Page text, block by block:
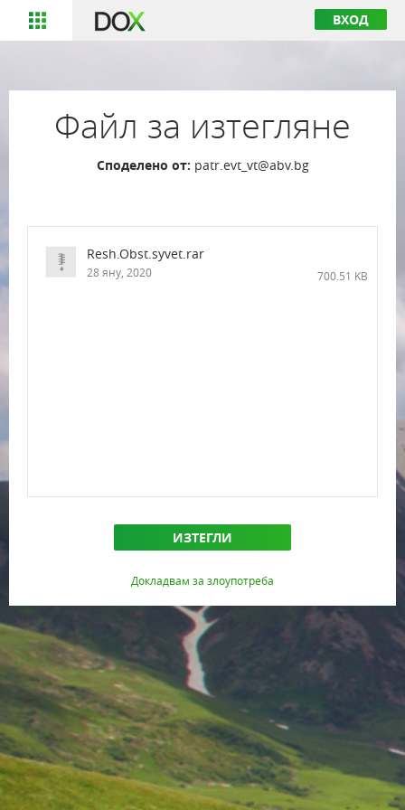
ВХОД
Файл за изтегляне
Споделено от: patr.evt_vt@abv.bg
Resh.Obst.syvet.rar
28 яну, 2020 700.51 KB
ИЗТЕГЛИ
Докладвам за злоупотреба